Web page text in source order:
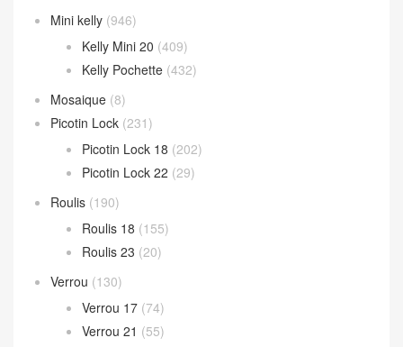
Mini kelly (946)
Kelly Mini 20 (409)
Kelly Pochette (432)
Mosaique (8)
Picotin Lock (231)
Picotin Lock 18 (202)
Picotin Lock 22 (29)
Roulis (190)
Roulis 18 (155)
Roulis 23 (20)
Verrou (130)
Verrou 17 (74)
Verrou 21 (55)